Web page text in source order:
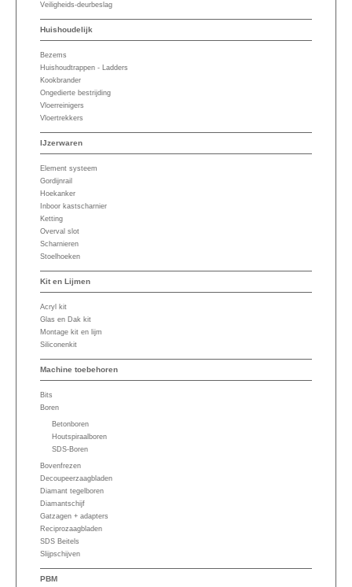
Veiligheids-deurbeslag
Huishoudelijk
Bezems
Huishoudtrappen - Ladders
Kookbrander
Ongedierte bestrijding
Vloerreinigers
Vloertrekkers
IJzerwaren
Element systeem
Gordijnrail
Hoekanker
Inboor kastscharnier
Ketting
Overval slot
Scharnieren
Stoelhoeken
Kit en Lijmen
Acryl kit
Glas en Dak kit
Montage kit en lijm
Siliconenkit
Machine toebehoren
Bits
Boren
Betonboren
Houtspiraalboren
SDS-Boren
Bovenfrezen
Decoupeerzaagbladen
Diamant tegelboren
Diamantschijf
Gatzagen + adapters
Reciprozaagbladen
SDS Beitels
Slijpschijven
PBM